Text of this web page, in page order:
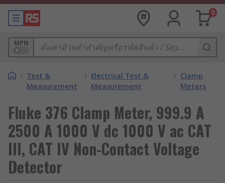
0
MPN
/ Test &
Measurement
/ Electrical Test &
Measurement
/ Clamp
Meters
Fluke 376 Clamp Meter, 999.9 A
2500 A 1000 V dc 1000 V ac CAT
III, CAT IV Non-Contact Voltage
Detector